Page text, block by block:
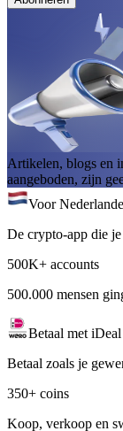
Artikelen, blogs en
aangeboden, zijn
Voor
De crypto-app die
500K+ accounts
500.000 mensen
Betaal met iDeal
Betaal zoals je
350+ coins
Koop, verkoop en